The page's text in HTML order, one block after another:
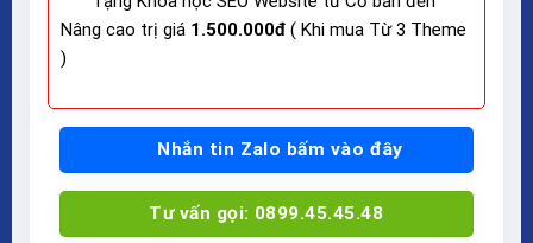
Nâng cao trị giá 1.500.000đ ( Khi mua Từ 3 Theme
)
Nhắn tin Zalo bấm vào đây
Tư vấn gọi: 0899.45.45.48